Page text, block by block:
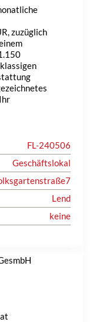
zuzüglich
FL-240506
Geschäftslokal
Lend
keine